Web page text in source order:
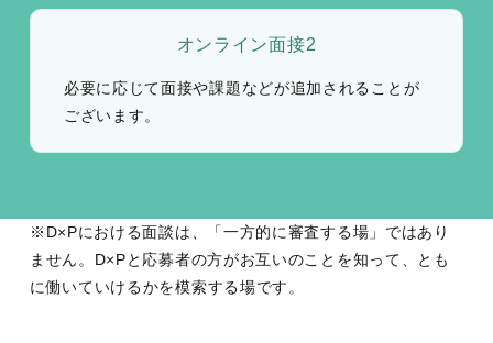
オンライン面接2
必要に応じて面接や課題などが追加されることが
ございます。
※D×Pにおける面談は、「一方的に審査する場」ではあり
ません。D×Pと応募者の方がお互いのことを知って、とも
に働いていけるかを模索する場です。